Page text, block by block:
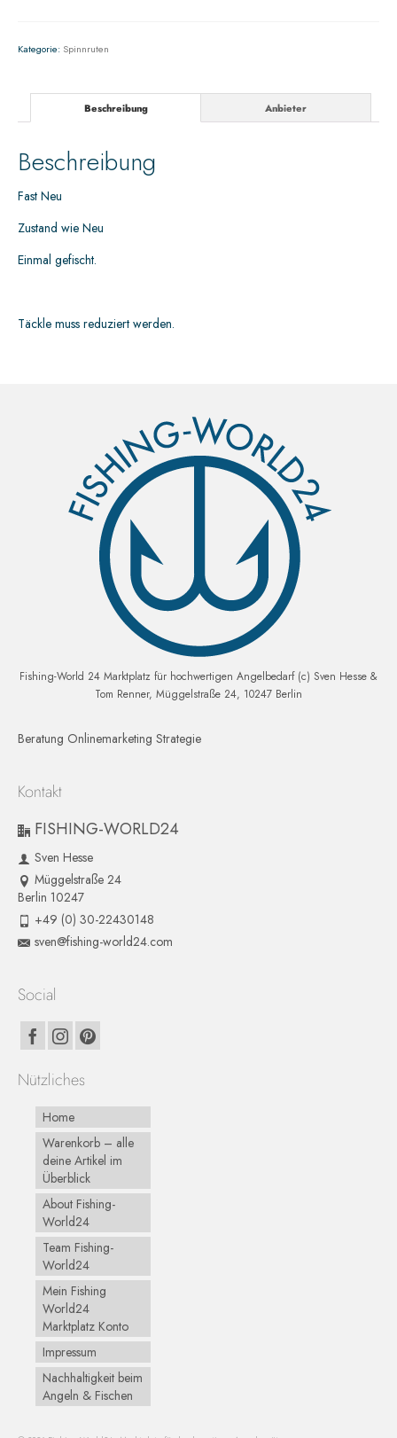
Kategorie: Spinnruten
Beschreibung Anbieter
Beschreibung
Fast Neu
Zustand wie Neu
Einmal gefischt.
Täckle muss reduziert werden.
Fishing-World 24 Marktplatz für hochwertigen Angelbedarf (c) Sven Hesse &
Tom Renner, Müggelstraße 24, 10247 Berlin
Beratung Onlinemarketing Strategie
Kontakt
FISHING-WORLD24
Sven Hesse
Müggelstraße 24
Berlin 10247
+49 (0) 30-22430148
sven@fishing-world24.com
Social
Nützliches
Home
Warenkorb – alle
deine Artikel im
Überblick
About Fishing-
World24
Team Fishing-
World24
Mein Fishing
World24
Marktplatz Konto
Impressum
Nachhaltigkeit beim
Angeln & Fischen